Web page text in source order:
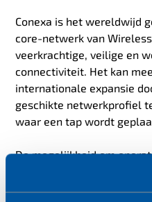
Conexa is het wereldwijd
core-netwerk van
veerkrachtige, veilige en
connectiviteit. Het kan
internationale expansie
geschikte netwerkprofiel
waar een tap wordt
De mogelijkheid om